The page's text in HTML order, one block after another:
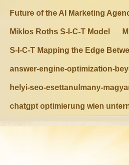
Future of the AI Marketing
Miklos Roths S-I-C-T Model
S-I-C-T Mapping the Edge
answer-engine-optimization-
helyi-seo-esettanulmany-
chatgpt optimierung wien